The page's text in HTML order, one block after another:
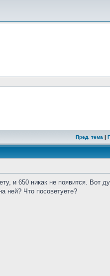
Пред. тема |
и 650 никак не появится. Вот
ней? Что посоветуете?